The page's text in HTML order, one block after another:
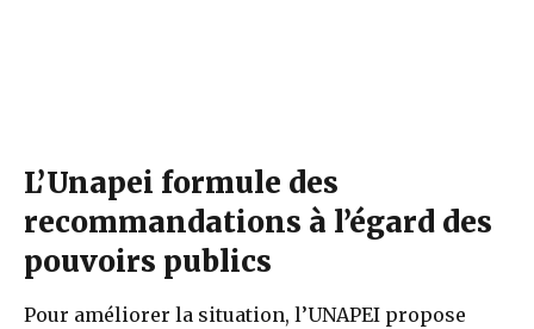
L’Unapei formule des
recommandations à l’égard des
pouvoirs publics
Pour améliorer la situation, l’UNAPEI propose